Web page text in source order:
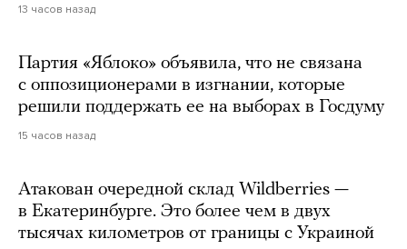
13 часов назад
Партия «Яблоко» объявила, что не связана
с оппозиционерами в изгнании, которые
решили поддержать ее на выборах в Госдуму
15 часов назад
Атакован очередной склад Wildberries —
в Екатеринбурге. Это более чем в двух
тысячах километров от границы с Украиной